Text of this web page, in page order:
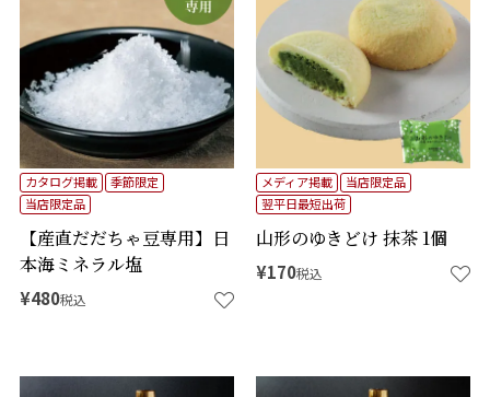
【産直だだちゃ豆専用】日
本海ミネラル塩
カタログ掲載
季節限定
当店限定品
¥480税込
山形のゆきどけ 抹茶 1個
メディア掲載
当店限定品
翌平日最短出荷
¥170税込